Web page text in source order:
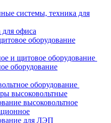
системы, техника для
для офиса
оборудование
и щитовое оборудование
оборудование
оборудование
высоковольтные
высоковольтное
для ЛЭП